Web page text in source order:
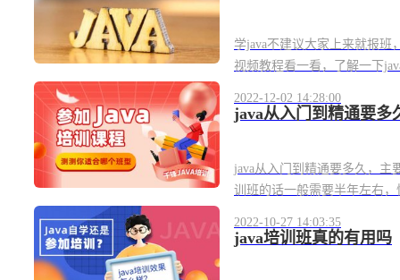
学java不建议大家上来就报班
视频教程看一看，了解一下
2022-12-02 14:28:00
java从入门到精通要多
java从入门到精通要多久，
训班的话一般需要半年左右
2022-10-27 14:03:35
java培训班真的有用吗